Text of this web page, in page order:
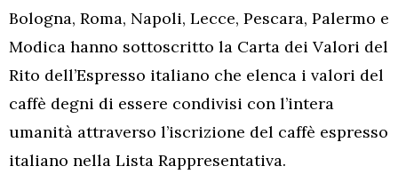
Bologna, Roma, Napoli, Lecce, Pescara, Palermo e
Modica hanno sottoscritto la Carta dei Valori del
Rito dell’Espresso italiano che elenca i valori del
caffè degni di essere condivisi con l’intera
umanità attraverso l’iscrizione del caffè espresso
italiano nella Lista Rappresentativa.